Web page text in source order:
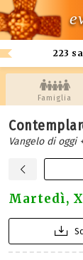
223
Famiglia
Vangelo di oggi
Martedì,